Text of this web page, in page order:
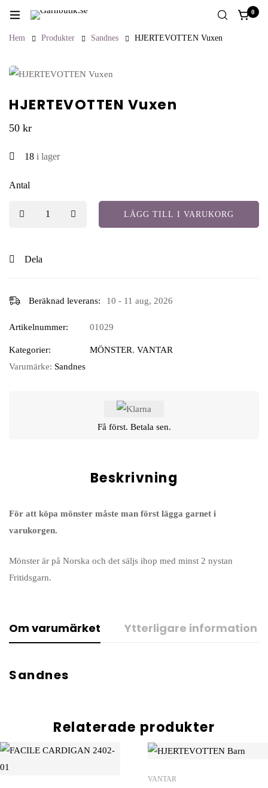
0
Hem Produkter Sandnes HJERTEVOTTEN Vuxen
HJERTEVOTTEN Vuxen
50 kr
18 i lager
Antal
LÄGG TILL I VARUKORG
Dela
Beräknad leverans: 10 - 11 aug, 2026
Artikelnummer: 01029
Kategorier: MÖNSTER, VANTAR
Varumärke: Sandnes
Få först. Betala sen.
Beskrivning
För att köpa mönster måste man först lägga garnet i
varukorgen.
Mönster är på Norska och det säljs ihop med minst 2 nystan
Fritidsgarn.
Om varumärket Ytterligare information
Sandnes
Relaterade produkter
VANTAR